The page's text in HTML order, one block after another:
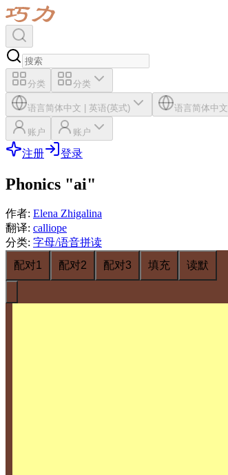
分类 分类
语言简体中文 | 英语(英式) 语言简体中文
账户 账户
注册 登录
Phonics "ai"
作者: Elena Zhigalina
翻译: calliope
分类: 字母/语音拼读
配对1
配对2 配对3 填充 读默